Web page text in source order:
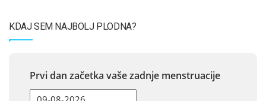
KDAJ SEM NAJBOLJ PLODNA?
Prvi dan začetka vaše zadnje menstruacije